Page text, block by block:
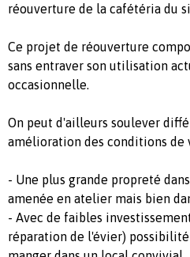
réouverture de la cafétéria du
Ce projet de réouverture
sans entraver son utilisation
occasionnelle.
On peut d'ailleurs soulever
amélioration des conditions de
- Une plus grande propreté
amenée en atelier mais bien
- Avec de faibles
réparation de l'évier)